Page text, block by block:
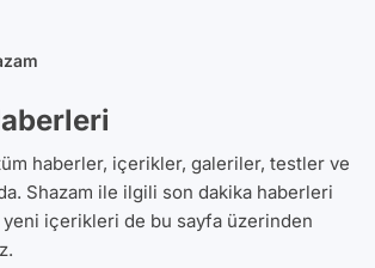
haberler, içerikler, galeriler, testler ve
Shazam ile ilgili son dakika haberleri
içerikleri de bu sayfa üzerinden